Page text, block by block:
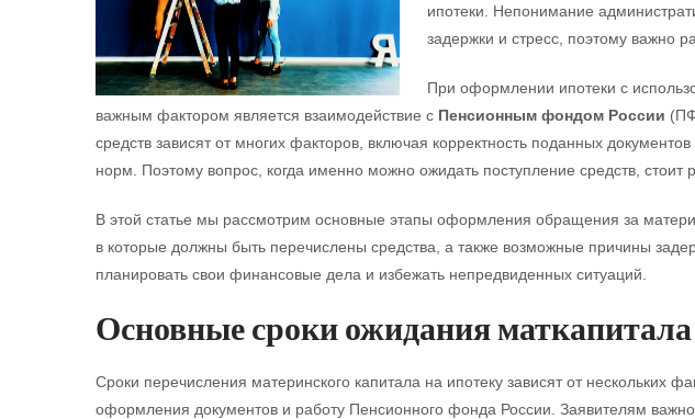
ипотеки. Непонимание
задержки и стресс, поэтому важно
При оформлении ипотеки с
важным фактором является взаимодействие с Пенсионным фондом России
средств зависят от многих факторов, включая корректность поданных
норм. Поэтому вопрос, когда именно можно ожидать поступление средств, стоит
В этой статье мы рассмотрим основные этапы оформления обращения за
в которые должны быть перечислены средства, а также возможные причины
планировать свои финансовые дела и избежать непредвиденных ситуаций.
Основные сроки ожидания маткапитала
Сроки перечисления материнского капитала на ипотеку зависят от нескольких
оформления документов и работу Пенсионного фонда России. Заявителям важно